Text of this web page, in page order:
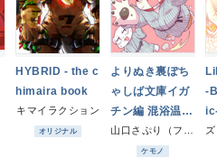
HYBRID - the c
himaira book
キマイラクション
オリジナル
よりぬき裏ぽち
ゃしば文庫イガ
チン編 混浴温泉
珍道中!!
ケモノ
-